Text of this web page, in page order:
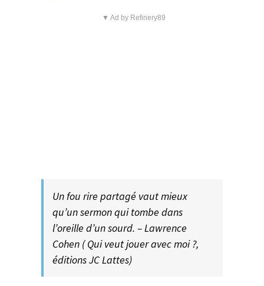
▼ Ad by Refinery89
Un fou rire partagé vaut mieux
qu’un sermon qui tombe dans
l’oreille d’un sourd. – Lawrence
Cohen ( Qui veut jouer avec moi ?,
éditions JC Lattes)